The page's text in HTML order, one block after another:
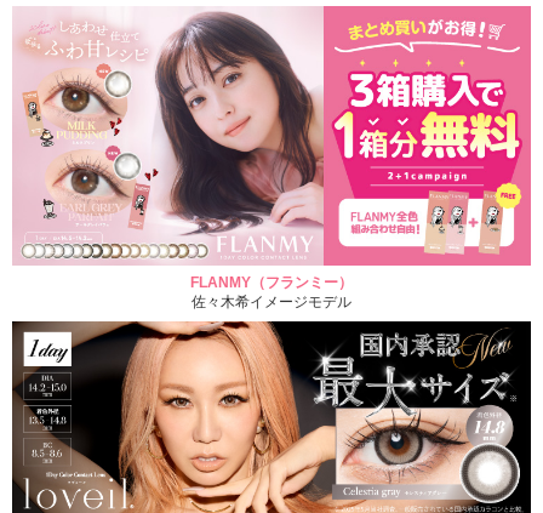
FLANMY（フランミー）
佐々木希イメージモデル